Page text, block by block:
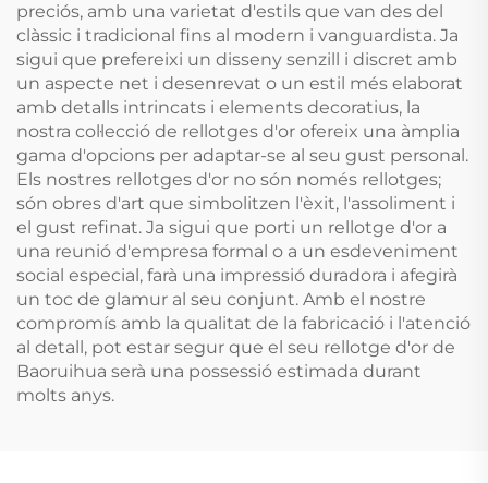
preciós, amb una varietat d'estils que van des del
clàssic i tradicional fins al modern i vanguardista. Ja
sigui que prefereixi un disseny senzill i discret amb
un aspecte net i desenrevat o un estil més elaborat
amb detalls intrincats i elements decoratius, la
nostra col·lecció de rellotges d'or ofereix una àmplia
gama d'opcions per adaptar-se al seu gust personal.
Els nostres rellotges d'or no són només rellotges;
són obres d'art que simbolitzen l'èxit, l'assoliment i
el gust refinat. Ja sigui que porti un rellotge d'or a
una reunió d'empresa formal o a un esdeveniment
social especial, farà una impressió duradora i afegirà
un toc de glamur al seu conjunt. Amb el nostre
compromís amb la qualitat de la fabricació i l'atenció
al detall, pot estar segur que el seu rellotge d'or de
Baoruihua serà una possessió estimada durant
molts anys.